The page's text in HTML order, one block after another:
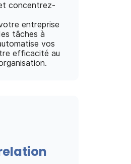
concentrez-
entreprise
tâches à
vos
efficacité au